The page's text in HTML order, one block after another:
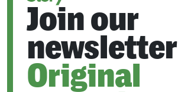
Join our
newsletter
Original